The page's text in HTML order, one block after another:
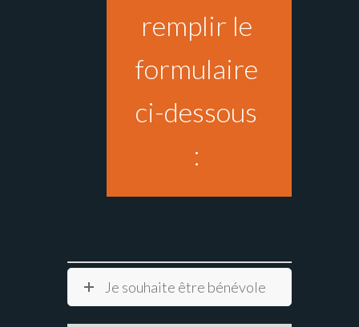
remplir le
formulaire
ci-dessous
:
Je souhaite être bénévole